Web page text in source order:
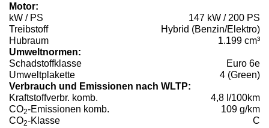
Motor:
kW / PS
147 kW / 200 PS
Treibstoff
Hybrid (Benzin/Elektro)
Hubraum
1.199 cm³
Umweltnormen:
Schadstoffklasse
Euro 6e
Umweltplakette
4 (Green)
Verbrauch und Emissionen nach WLTP:
Kraftstoffverbr. komb.
4,8 l/100km
CO2-Emissionen komb.
109 g/km
CO2-Klasse C